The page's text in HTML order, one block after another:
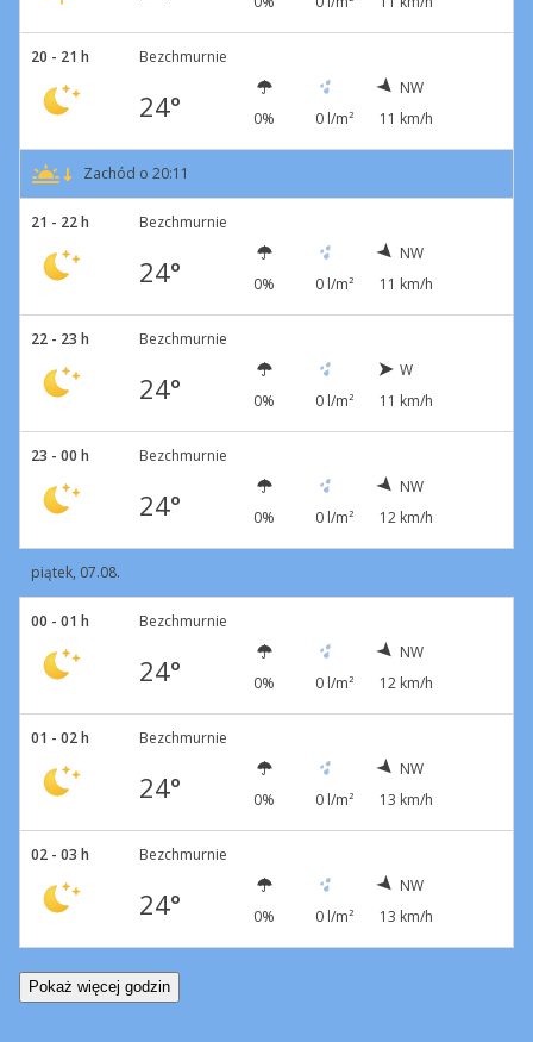
20 - 21 h Bezchmurnie
24° 0% 0 l/m²
NW
11 km/h
Zachód o 20:11
21 - 22 h Bezchmurnie
24° 0% 0 l/m²
NW
11 km/h
22 - 23 h Bezchmurnie
24° 0% 0 l/m²
W
11 km/h
23 - 00 h Bezchmurnie
24° 0% 0 l/m²
NW
12 km/h
piątek, 07.08.
00 - 01 h Bezchmurnie
24° 0% 0 l/m²
NW
12 km/h
01 - 02 h Bezchmurnie
24° 0% 0 l/m²
NW
13 km/h
02 - 03 h Bezchmurnie
24° 0% 0 l/m²
NW
13 km/h
Pokaż więcej godzin